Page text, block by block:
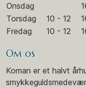
Onsdag
Torsdag
10 - 12
Fredag
10 - 12
Om os
Koman er et halvt